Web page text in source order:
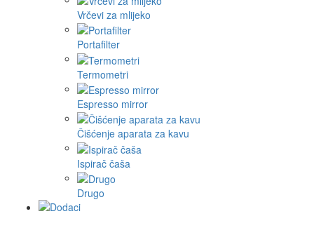
Vrčevi za mlijeko
Portafilter
Termometri
Espresso mirror
Čišćenje aparata za kavu
Ispirač čaša
Drugo